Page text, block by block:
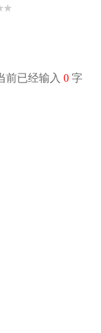
已经输入 0 字